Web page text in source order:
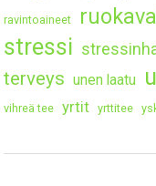
ravintoaineet
stressi
terveys unen laatu
vihreä tee
yrtit yrttitee